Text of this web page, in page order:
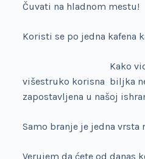
Čuvati na hladnom mestu!
Koristi se po jedna kafena
Kako
višestruko korisna biljka
zapostavljena u našoj
Samo branje je jedna vrsta
Verujem da ćete od danas